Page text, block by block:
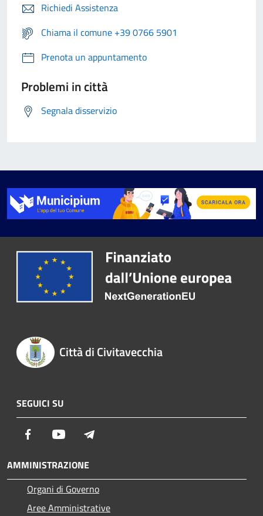
Richiedi Assistenza
Chiama il comune +39 0766 5901
Prenota un appuntamento
Problemi in città
Segnala disservizio
Città di Civitavecchia
SEGUICI SU
Facebook Youtube
AMMINISTRAZIONE
Organi di Governo
Aree Amministrative